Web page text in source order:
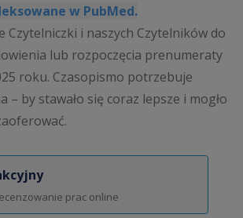
w PubMed.
Czytelniczki i naszych Czytelników do
lub rozpoczęcia prenumeraty
roku. Czasopismo potrzebuje
– by stawało się coraz lepsze i mogło
prac online